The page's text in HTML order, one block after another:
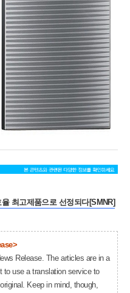
최고제품으로 선정되다[SMNR]
Release. The articles are in a
to use a translation service to
Keep in mind, though,